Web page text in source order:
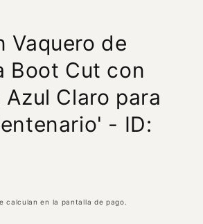
Vaquero de
Boot Cut con
Azul Claro para
- ID:
calculan en la pantalla de pago.